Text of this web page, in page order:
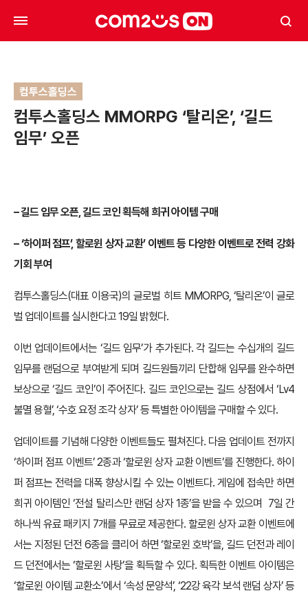
컴투스홀딩스
컴투스홀딩스 MMORPG ‘탈리온’, ‘길드
임무’ 오픈
–길드 임무 오픈, 길드 코인 획득해 희귀 아이템 구매
–‘하이퍼 점프’, 할로윈 상자 교환’ 이벤트 등 다양한 이벤트로 전력 강화
기회 부여
컴투스홀딩스(대표 이용국)의 글로벌 히트 MMORPG, ‘탈리온’이 글로
벌 업데이트를 실시한다고 19일 밝혔다.
이번 업데이트에서는 ‘길드 임무’가 추가된다. 각 길드는 수십개의 길드
임무를 랜덤으로 부여받게 되며 길드원들끼리 단합해 임무를 완수하면
보상으로 ‘길드 코인’이 주어진다. 길드 코인으로는 길드 상점에서 ‘Lv4
불멸 용혈’, ‘수호 요정 조각 상자’ 등 특별한 아이템을 구매할 수 있다.
업데이트를 기념해 다양한 이벤트들도 펼쳐진다. 다음 업데이트 전까지
‘하이퍼 점프 이벤트’ 2종과 ‘할로윈 상자 교환 이벤트’를 진행한다. 하이
퍼 점프는 전력을 대폭 향상시킬 수 있는 이벤트다. 게임에 접속만 하면
희귀 아이템인 ‘전설 탈리스만 랜덤 상자 1종’을 받을 수 있으며 7일 간
하나씩 유료 패키지 7개를 무료로 제공한다. 할로윈 상자 교환 이벤트에
서는 지정된 던전 6종을 클리어 하면 ‘할로윈 호박’을, 길드 던전과 레이
드 던전에서는 ‘할로윈 사탕’을 획득할 수 있다. 획득한 이벤트 아이템은
‘할로윈 아이템 교환소’에서 ‘속성 문양석’, ‘22강 육각 보석 랜덤 상자’ 등